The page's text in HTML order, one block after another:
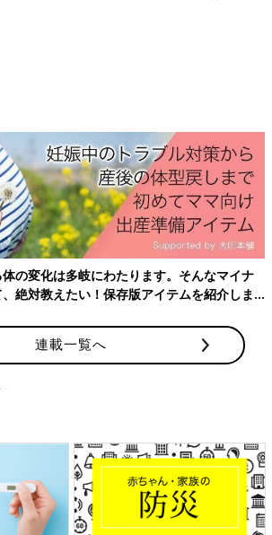
ト「can_mamabiyoushi」
のはウォータープルーフのアイライナー。
く、線が引きやすいそうですよ。手に試し
こすっても落ちにくかったというのが嬉し
ンド「U R GLAM」の人気商品をご紹介し
クオリティのコスメが手軽にゲットできる
ほかにも多くのコスメを展開しているよう
ーでチェックしてみてくださいね。
ている投稿、リンク先は、削除される場合
じめご了承ください。
時の情報であり、現在と異なる場合があり
の変化は多岐にわたります。そんなマイナ
絶対教えたい！保存版アイテムを紹介しま
連載一覧へ